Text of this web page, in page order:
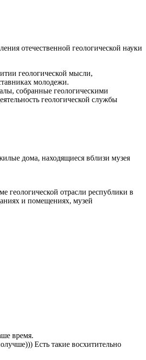
отечественной геологической науки
геологической мысли,
молодежи.
собранные геологическими
геологической службы
дома, находящиеся вблизи музея
геологической отрасли республики в
и помещениях, музей
время.
Есть такие восхитительно